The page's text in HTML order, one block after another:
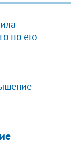
по его